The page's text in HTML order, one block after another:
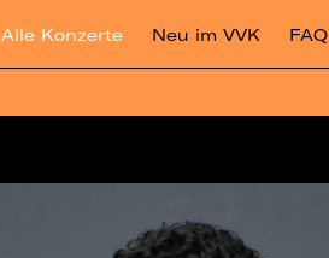
Alle Konzerte Neu im VVK FAQ